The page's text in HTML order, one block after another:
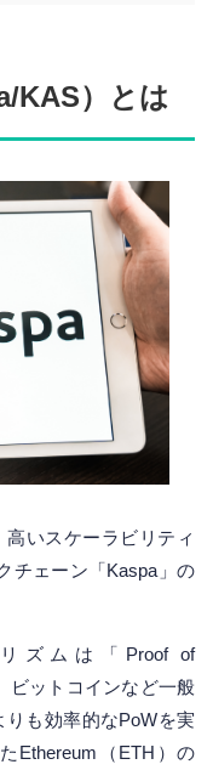
KAS）とは
いスケーラビリティ
チェーン「Kaspa」の
ズムは「Proof of
ビットコインなど一般
も効率的なPoWを実
Ethereum（ETH）の